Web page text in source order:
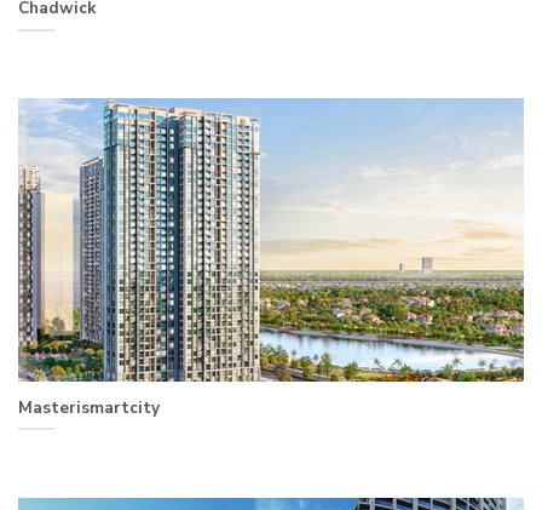
Chadwick
Masterismartcity